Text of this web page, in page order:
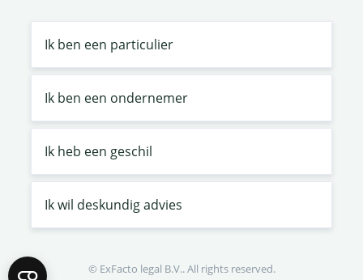
Ik ben een particulier
Ik ben een ondernemer
Ik heb een geschil
Ik wil deskundig advies
© ExFacto legal B.V.. All rights reserved.